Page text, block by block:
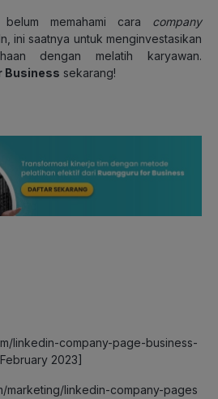
memahami cara company
ini saatnya untuk menginvestasikan
dengan melatih karyawan.
Business sekarang!
linkedin-company-page-business-
2023]
marketing/linkedin-company-pages